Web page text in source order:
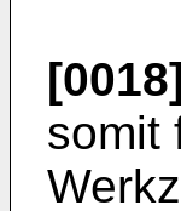
[0018]
somit